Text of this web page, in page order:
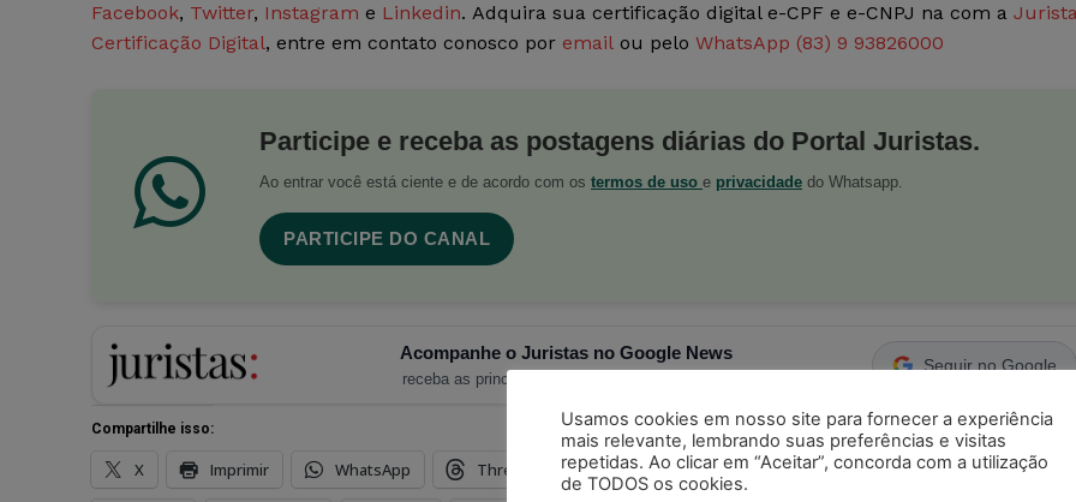
Facebook, Twitter, Instagram e Linkedin. Adquira sua certificação digital e-CPF e e-CNPJ na com a
Certificação Digital, entre em contato conosco por email ou pelo WhatsApp (83) 9 93826000
Participe e receba as postagens diárias do Portal Juristas.
Ao entrar você está ciente e de acordo com os termos de uso e privacidade do Whatsapp.
PARTICIPE DO CANAL
Acompanhe o Juristas no Google News
receba as principais notícias jurídicas do Brasil
Seguir no Google
Compartilhe isso:
X Imprimir WhatsApp Threads Facebook Telegram Pinterest Tumblr
Usamos cookies em nosso site para fornecer a experiência
mais relevante, lembrando suas preferências e visitas
repetidas. Ao clicar em “Aceitar”, concorda com a utilização
de TODOS os cookies.